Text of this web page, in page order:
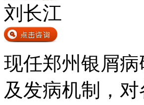
刘长江
现任郑州银屑
及发病机制，